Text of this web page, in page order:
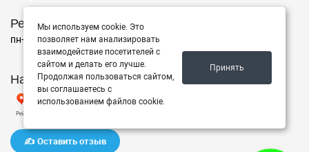
Режим работы
пн-пт с 10:00 до 15:00, Сб-Вс выходной
Наш рейтинг на Яндексе
✍️ Оставить отзыв
Мы используем cookie. Это
позволяет нам анализировать
взаимодействие посетителей с
сайтом и делать его лучше.
Продолжая пользоваться сайтом,
вы соглашаетесь с
использованием файлов cookie.
Принять